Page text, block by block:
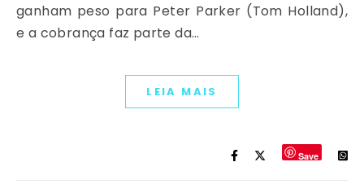
ganham peso para Peter Parker (Tom Holland),
e a cobrança faz parte da…
LEIA MAIS
Save